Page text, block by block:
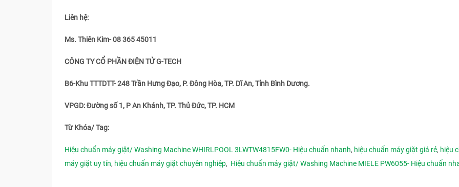
Liên hệ:
Ms. Thiên Kim- 08 365 45011
CÔNG TY CỔ PHẦN ĐIỆN TỬ G-TECH
B6-Khu TTTDTT- 248 Trần Hưng Đạo, P. Đông Hòa, TP. Dĩ An, Tỉnh Bình Dương.
VPGD: Đường số 1, P An Khánh, TP. Thủ Đức, TP. HCM
Từ Khóa/ Tag:
Hiệu chuẩn máy giặt/ Washing Machine WHIRLPOOL 3LWTW4815FW0- Hiệu chuẩn nhanh, hiệu chuẩn máy giặt giá rẻ, hiệu
máy giặt uy tín, hiệu chuẩn máy giặt chuyên nghiệp, Hiệu chuẩn máy giặt/ Washing Machine MIELE PW6055- Hiệu chuẩn